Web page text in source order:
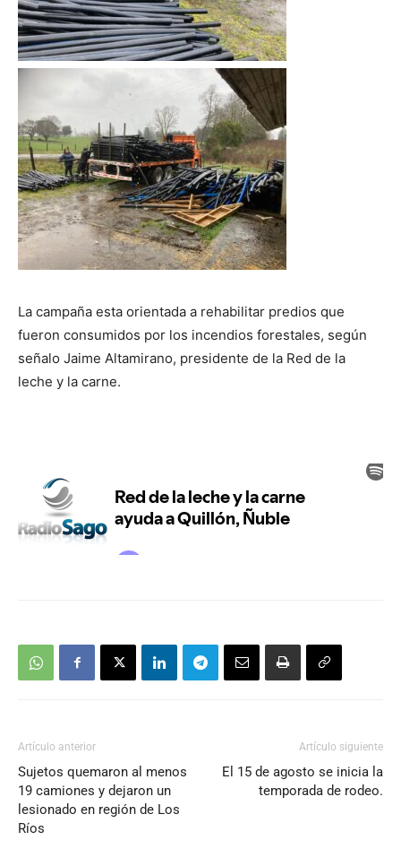
La campaña esta orientada a rehabilitar predios que
fueron consumidos por los incendios forestales, según
señalo Jaime Altamirano, presidente de la Red de la
leche y la carne.
Artículo anterior
Sujetos quemaron al menos
19 camiones y dejaron un
lesionado en región de Los
Ríos
Artículo siguiente
El 15 de agosto se inicia la
temporada de rodeo.